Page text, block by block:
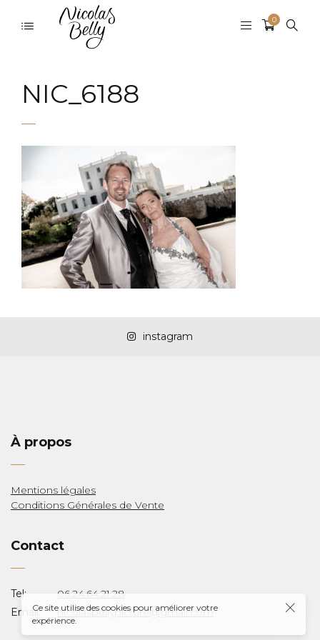
0
NIC_6188
instagram
À propos
Mentions légales
Conditions Générales de Vente
Contact
Tel:
06.24.64.21.28
Email:
nicolasbellypicture@gmail.com
Ce site utilise des cookies pour améliorer votre
expérience.